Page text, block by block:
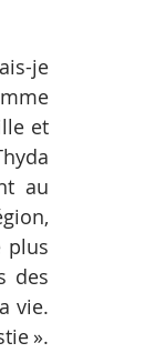
je
et
au
plus
des
vie.
».